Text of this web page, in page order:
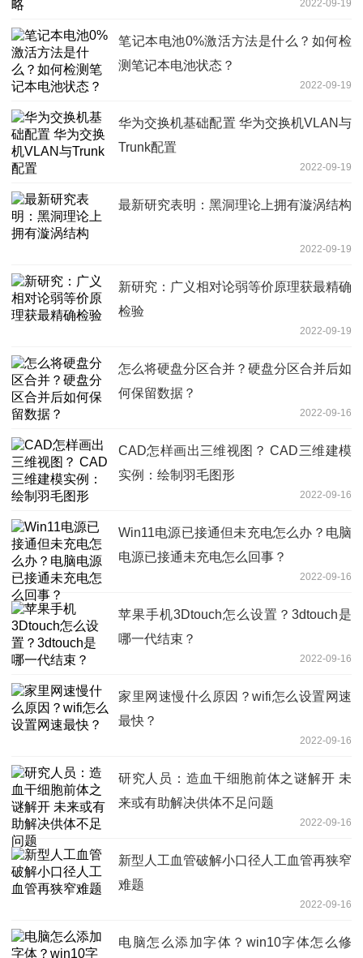
2022-09-19
笔记本电池0%激活方法是什么？如何检
测笔记本电池状态？
2022-09-19
华为交换机基础配置 华为交换机VLAN与
Trunk配置
2022-09-19
最新研究表明：黑洞理论上拥有漩涡结构
2022-09-19
新研究：广义相对论弱等价原理获最精确
检验
2022-09-19
怎么将硬盘分区合并？硬盘分区合并后如
何保留数据？
2022-09-16
CAD怎样画出三维视图？ CAD三维建模
实例：绘制羽毛图形
2022-09-16
Win11电源已接通但未充电怎么办？电脑
电源已接通未充电怎么回事？
2022-09-16
苹果手机3Dtouch怎么设置？3dtouch是
哪一代结束？
2022-09-16
家里网速慢什么原因？wifi怎么设置网速
最快？
2022-09-16
研究人员：造血干细胞前体之谜解开 未
来或有助解决供体不足问题
2022-09-16
新型人工血管破解小口径人工血管再狭窄
难题
2022-09-16
电脑怎么添加字体？win10字体怎么修